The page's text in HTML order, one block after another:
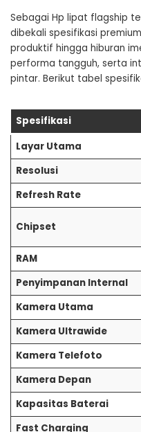
Sebagai Hp lipat flagship
dibekali spesifikasi
produktif hingga hiburan
performa tangguh, serta
pintar. Berikut tabel
Spesifikasi
Layar Utama
Resolusi
Refresh Rate
Chipset
RAM
Penyimpanan Internal
Kamera Utama
Kamera Ultrawide
Kamera Telefoto
Kamera Depan
Kapasitas Baterai
Fast Charging